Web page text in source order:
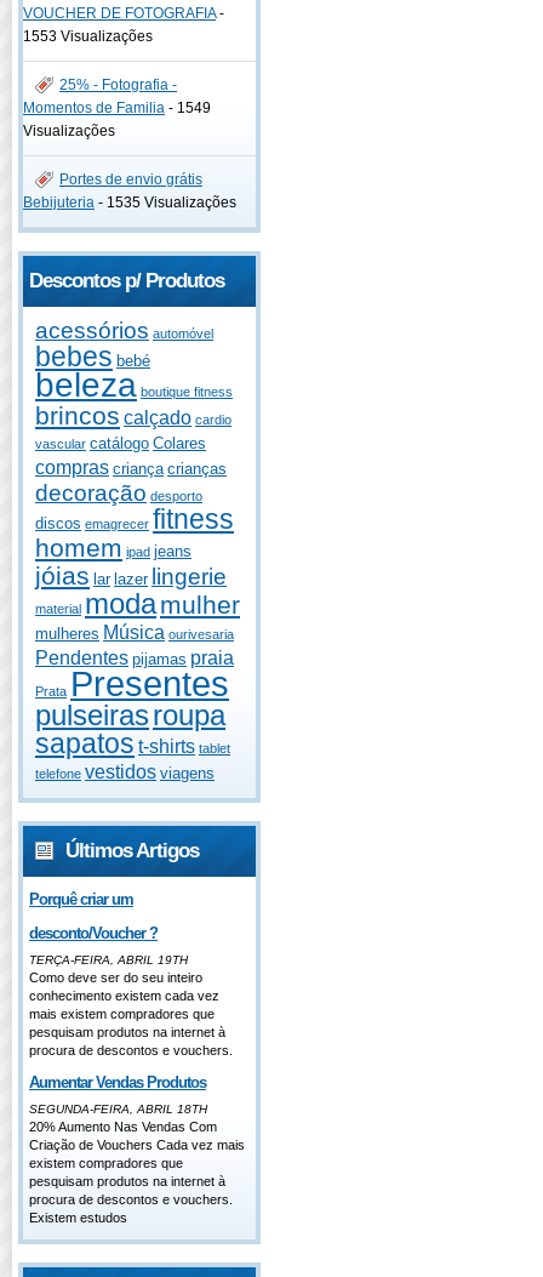
VOUCHER DE FOTOGRAFIA-
1553 Visualizações
25% - Fotografia -
Momentos de Familia - 1549
Visualizações
Portes de envio grátis
Bebijuteria - 1535 Visualizações
Descontos p/ Produtos
acessórios automóvel
bebes bebé
beleza boutique fitness
brincos calçado cardio
vascular catálogo Colares
compras criança crianças
decoração desporto
discos emagrecer fitness
homem ipad jeans
jóias lar lazer lingerie
material modamulher
mulheres Música ourivesaria
Pendentes pijamas praia
Prata Presentes
pulseirasroupa
sapatos t-shirts tablet
telefone vestidos viagens
Últimos Artigos
Porquê criar um
desconto/Voucher ?
TERÇA-FEIRA, ABRIL 19TH
Como deve ser do seu inteiro
conhecimento existem cada vez
mais existem compradores que
pesquisam produtos na internet à
procura de descontos e vouchers.
Aumentar Vendas Produtos
SEGUNDA-FEIRA, ABRIL 18TH
20% Aumento Nas Vendas Com
Criação de Vouchers Cada vez mais
existem compradores que
pesquisam produtos na internet à
procura de descontos e vouchers.
Existem estudos